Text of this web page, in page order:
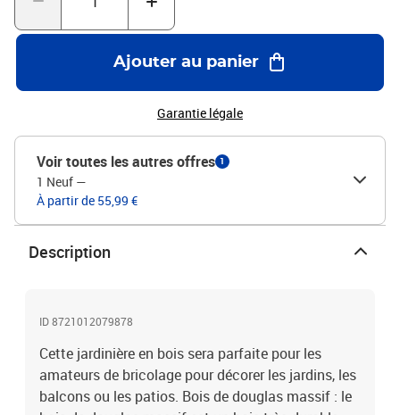
H)Assemblage requis : oui
Ajouter au panier
Garantie légale
Voir toutes les autres offres 1
1 Neuf —
À partir de 55,99 €
Description
ID 8721012079878
Cette jardinière en bois sera parfaite pour les
amateurs de bricolage pour décorer les jardins, les
balcons ou les patios. Bois de douglas massif : le